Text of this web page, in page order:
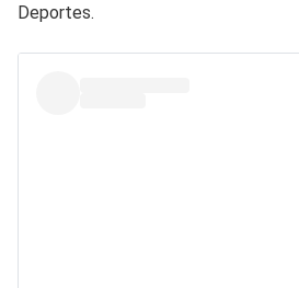
Deportes.